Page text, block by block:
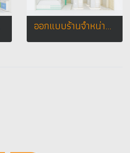
ออกแบบร้านจำหน่ายมือถือ boonaum phone